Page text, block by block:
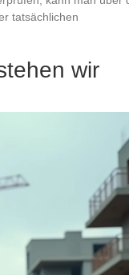
tatsächlichen
wir